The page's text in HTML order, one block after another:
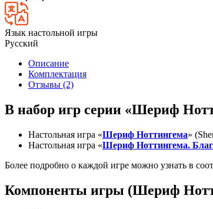
Язык настольной игры
Русский
Описание
Комплектация
Отзывы (2)
В набор игр серии «Шериф
Настольная игра «Шериф Ноттингема»
Настольная игра «Шериф Ноттингема.
Более подробно о каждой игре можно узнать в
Компоненты игры (Шериф